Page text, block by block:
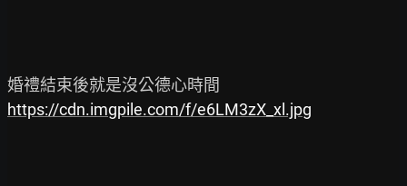
https://cdn.imgpile.com/f/e6LM3zX_xl.jpg